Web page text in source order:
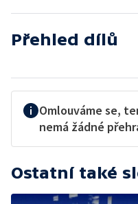
Přehled dílů
Omlouváme se,
nemá žádné
Ostatní také